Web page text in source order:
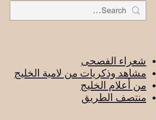
شعراء الفصحى
مشاهد وذكريات من لامية الخليج
من أعلام الخليج
منتصف الطريق